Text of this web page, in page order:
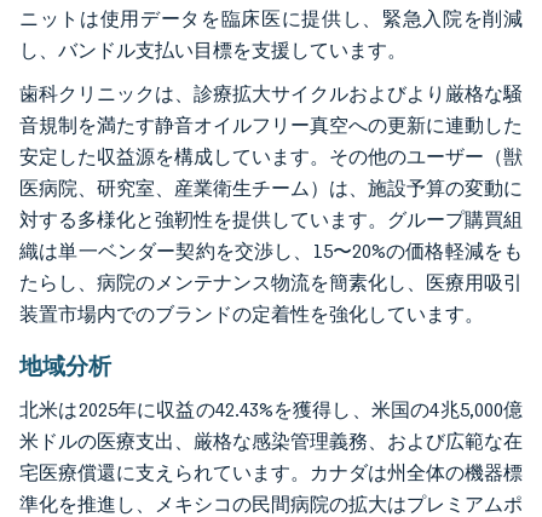
ニットは使用データを臨床医に提供し、緊急入院を削減
し、バンドル支払い目標を支援しています。
歯科クリニックは、診療拡大サイクルおよびより厳格な騒
音規制を満たす静音オイルフリー真空への更新に連動した
安定した収益源を構成しています。その他のユーザー（獣
医病院、研究室、産業衛生チーム）は、施設予算の変動に
対する多様化と強靭性を提供しています。グループ購買組
織は単一ベンダー契約を交渉し、15〜20%の価格軽減をも
たらし、病院のメンテナンス物流を簡素化し、医療用吸引
装置市場内でのブランドの定着性を強化しています。
地域分析
北米は2025年に収益の42.43%を獲得し、米国の4兆5,000億
米ドルの医療支出、厳格な感染管理義務、および広範な在
宅医療償還に支えられています。カナダは州全体の機器標
準化を推進し、メキシコの民間病院の拡大はプレミアムポ